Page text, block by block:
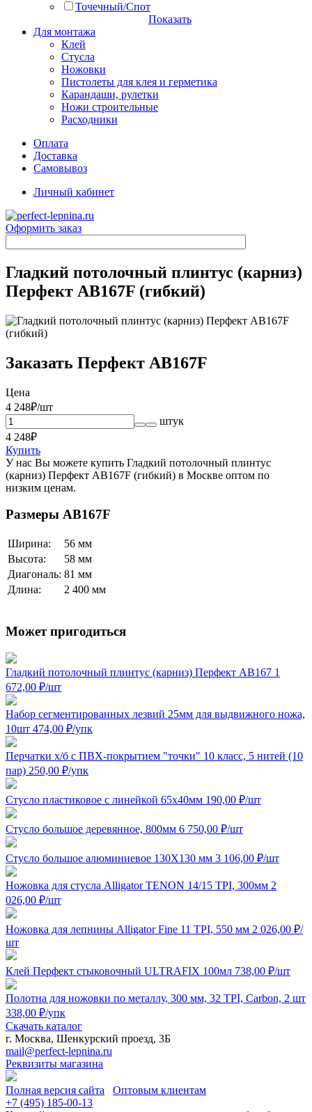
Точечный/Спот
Показать
Для монтажа
Клей
Стусла
Ножовки
Пистолеты для клея и герметика
Карандаши, рулетки
Ножи строительные
Расходники
Оплата
Доставка
Самовывоз
Личный кабинет
Оформить заказ
Гладкий потолочный плинтус (карниз)
Перфект AB167F (гибкий)
Заказать Перфект AB167F
Цена
4 248₽/шт
штук
4 248₽
Купить
У нас Вы можете купить Гладкий потолочный плинтус
(карниз) Перфект AB167F (гибкий) в Москве оптом по
низким ценам.
Размеры AB167F
Ширина:
56 мм
Высота:
58 мм
Диагональ: 81 мм
Длина:
2 400 мм
Может пригодиться
Гладкий потолочный плинтус (карниз) Перфект AB167 1
672,00 ₽/шт
Набор сегментированных лезвий 25мм для выдвижного ножа,
10шт 474,00 ₽/упк
Перчатки х/б с ПВХ-покрытием "точки" 10 класс, 5 нитей (10
пар) 250,00 ₽/упк
Стусло пластиковое с линейкой 65x40мм 190,00 ₽/шт
Стусло большое деревянное, 800мм 6 750,00 ₽/шт
Стусло большое алюминиевое 130Х130 мм 3 106,00 ₽/шт
Ножовка для стусла Alligator TENON 14/15 TPI, 300мм 2
026,00 ₽/шт
Ножовка для лепнины Alligator Fine 11 TPI, 550 мм 2 026,00 ₽/
шт
Клей Перфект стыковочный ULTRAFIX 100мл 738,00 ₽/шт
Полотна для ножовки по металлу, 300 мм, 32 TPI, Carbon, 2 шт
338,00 ₽/упк
Скачать каталог
г. Москва, Шенкурский проезд, 3Б
mail@perfect-lepnina.ru
Реквизиты магазина
Полная версия сайта
Оптовым клиентам
+7 (495) 185-00-13